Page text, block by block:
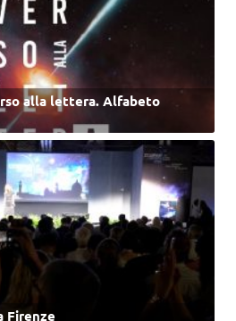
alla lettera. Alfabeto
Firenze